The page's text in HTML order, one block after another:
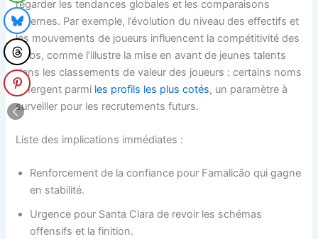
regarder les tendances globales et les comparaisons
externes. Par exemple, l’évolution du niveau des effectifs et
les mouvements de joueurs influencent la compétitivité des
clubs, comme l’illustre la mise en avant de jeunes talents
dans les classements de valeur des joueurs : certains noms
émergent parmi les profils les plus cotés, un paramètre à
surveiller pour les recrutements futurs.
Liste des implications immédiates :
Renforcement de la confiance pour Famalicão qui gagne
en stabilité.
Urgence pour Santa Clara de revoir les schémas
offensifs et la finition.